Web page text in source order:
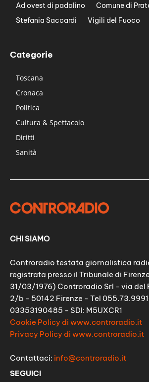
Ad ovest di padalino
Comune di
Stefania Saccardi
Vigili del Fuoco
Categorie
Toscana
Cronaca
Politica
Cultura & Spettacolo
Diritti
Sanità
CHI SIAMO
Controradio testata giornalistica
registrata presso il Tribunale di
31/03/1976) Controradio Srl - via del
2/b - 50142 Firenze - Tel
03353190485 - SDI: M5UXCR1
Cookie Policy di www.controradio.it
Privacy Policy di www.controradio.it
Contattaci: info@controradio.it
SEGUICI